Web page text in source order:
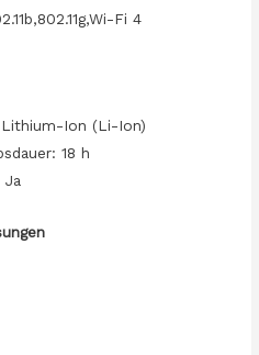
Fi 4
Ion (Li-Ion)
18 h
Ja